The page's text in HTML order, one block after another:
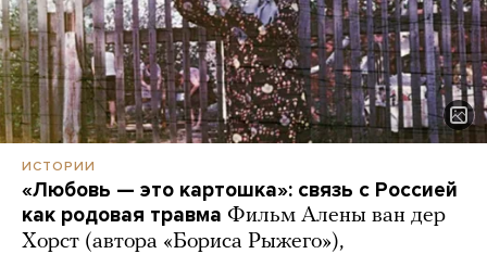
ИСТОРИИ
«Любовь — это картошка»: связь с Россией
как родовая травма Фильм Алены ван дер
Хорст (автора «Бориса Рыжего»),